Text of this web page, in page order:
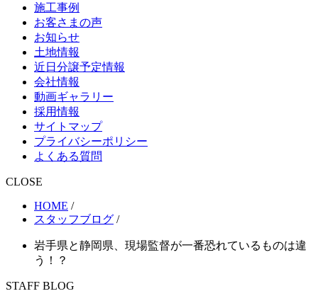
施工事例
お客さまの声
お知らせ
土地情報
近日分譲予定情報
会社情報
動画ギャラリー
採用情報
サイトマップ
プライバシーポリシー
よくある質問
CLOSE
HOME /
スタッフブログ /
岩手県と静岡県、現場監督が一番恐れているものは違
う！？
STAFF BLOG